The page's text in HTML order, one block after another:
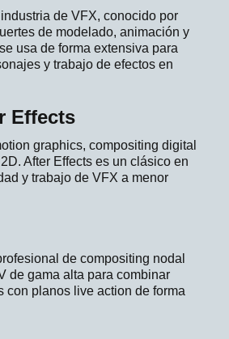
de VFX, conocido por
de modelado, animación y
usa de forma extensiva para
y trabajo de efectos en
Effects
graphics, compositing digital
After Effects es un clásico en
y trabajo de VFX a menor
de compositing nodal
de gama alta para combinar
con planos live action de forma